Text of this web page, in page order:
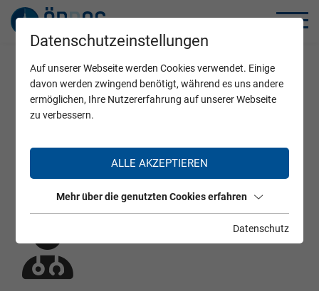
Home Zertifizierte Ärzte
Dr. Herbert Kollross-Reisenbauer
Datenschutzeinstellungen
Auf unserer Webseite werden Cookies verwendet. Einige
davon werden zwingend benötigt, während es uns andere
ermöglichen, Ihre Nutzererfahrung auf unserer Webseite
zu verbessern.
ALLE AKZEPTIEREN
Mehr über die genutzten Cookies erfahren
Datenschutz